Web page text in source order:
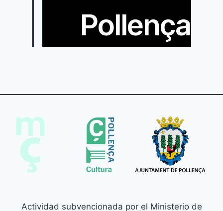
Pollença
Actividad subvencionada por el Ministerio de